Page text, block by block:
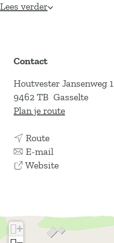
Lees verder
Contact
Houtvester Jansenweg 1
9462 TB Gasselte
Plan je routen
e
a
Routen
a
a
c
r
E-mailn
a
e
c
Websitev
e
c
+